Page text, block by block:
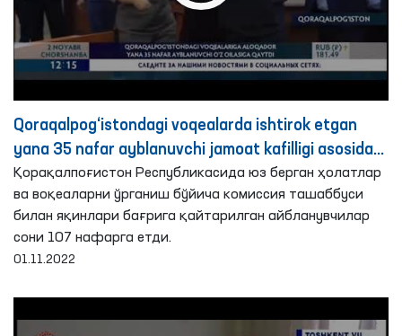
Qoraqalpog‘istondagi voqealarda ishtirok etgan
yana 35 nafar ayblanuvchi jamoat kafilligi asosida
o‘z oilasi bag‘riga qaytarildi
Қорақалпоғистон Республикасида юз берган ҳолатлар
ва воқеаларни ўрганиш бўйича комиссия ташаббуси
билан яқинлари бағрига қайтарилган айбланувчилар
сони 107 нафарга етди.
01.11.2022